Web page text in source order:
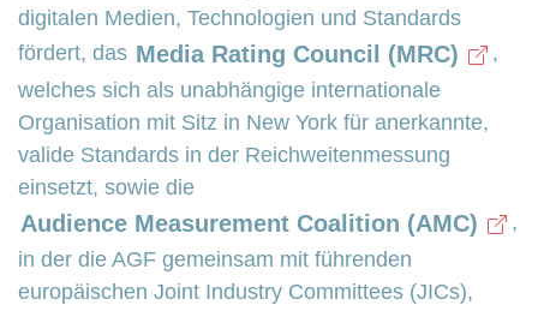
digitalen Medien, Technologien und Standards
fördert, das Media Rating Council (MRC)
,
welches sich als unabhängige internationale
Organisation mit Sitz in New York für anerkannte,
valide Standards in der Reichweitenmessung
einsetzt, sowie die
Audience Measurement Coalition (AMC)
,
in der die AGF gemeinsam mit führenden
europäischen Joint Industry Committees (JICs),